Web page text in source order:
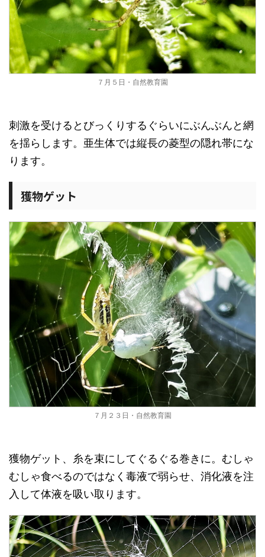
７月５日・自然教育園
刺激を受けるとびっくりするぐらいにぶんぶんと網
を揺らします。亜生体では縦長の菱型の隠れ帯にな
ります。
獲物ゲット
７月２３日・自然教育園
獲物ゲット、糸を束にしてぐるぐる巻きに。むしゃ
むしゃ食べるのではなく毒液で弱らせ、消化液を注
入して体液を吸い取ります。